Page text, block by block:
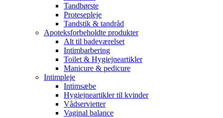
Tandbørste
Protesepleje
Tandstik & tandråd
Apoteksforbeholdte produkter
Alt til badeværelset
Intimbarbering
Toilet & Hygiejneartikler
Manicure & pedicure
Intimpleje
Intimsæbe
Hygiejneartikler til kvinder
Vådservietter
Vaginal balance